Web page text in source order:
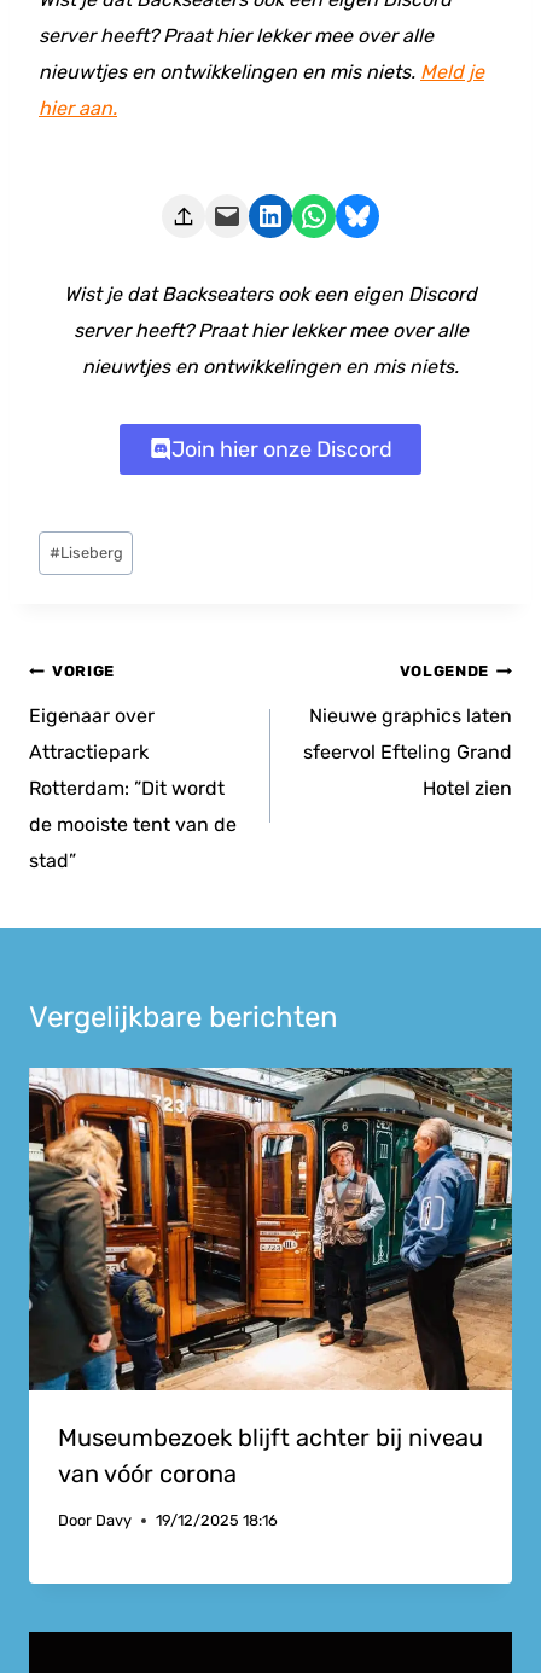
server heeft? Praat hier lekker mee over alle
nieuwtjes en ontwikkelingen en mis niets. Meld je
hier aan.
Deze pagina e-mailen Delen op LinkedIn Delen via WhatsApp Share on Bluesky
Wist je dat Backseaters ook een eigen Discord
server heeft? Praat hier lekker mee over alle
nieuwtjes en ontwikkelingen en mis niets.
Join hier onze Discord
Bericht
tags:
#Liseberg
Bericht
navigatie
VORIGE
Eigenaar over
Attractiepark
Rotterdam: ”Dit wordt
de mooiste tent van de
stad”
VOLGENDE
Nieuwe graphics laten
sfeervol Efteling Grand
Hotel zien
Vergelijkbare berichten
Museumbezoek blijft achter bij niveau
van vóór corona
Door Davy 19/12/2025 18:16